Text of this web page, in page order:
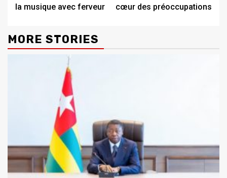
la musique avec ferveur
cœur des préoccupations
MORE STORIES